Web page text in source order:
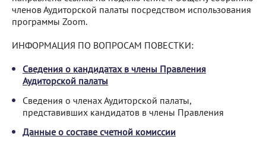
членов Аудиторской палаты посредством использования
программы Zoom.
ИНФОРМАЦИЯ ПО ВОПРОСАМ ПОВЕСТКИ:
Сведения о кандидатах в члены Правления
Аудиторской палаты
Сведения о членах Аудиторской палаты,
представивших кандидатов в члены Правления
Данные о составе счетной комиссии